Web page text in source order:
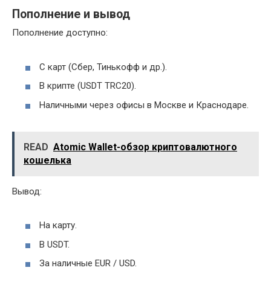
Пополнение и вывод
Пополнение доступно:
С карт (Сбер, Тинькофф и др.).
В крипте (USDT TRC20).
Наличными через офисы в Москве и Краснодаре.
READ Atomic Wallet-обзор криптовалютного
кошелька
Вывод:
На карту.
В USDT.
За наличные EUR / USD.